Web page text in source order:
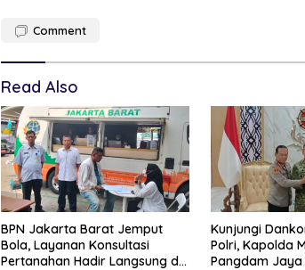
Comment
Read Also
BPN Jakarta Barat Jemput
Bola, Layanan Konsultasi
Pertanahan Hadir Langsung di
Kunjungi
Polri, Kapolda
Pangdam Jaya